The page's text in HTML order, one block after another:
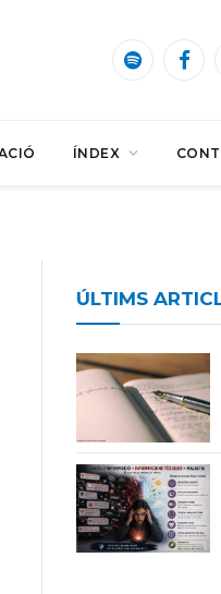
Spotify
ÍNDEX
ÚLTIMS